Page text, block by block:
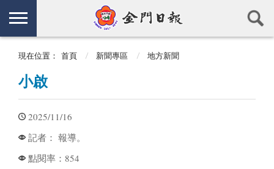
現在位置： 首頁 新聞專區 地方新聞
小啟
2025/11/16
記者： 報導。
點閱率： 854